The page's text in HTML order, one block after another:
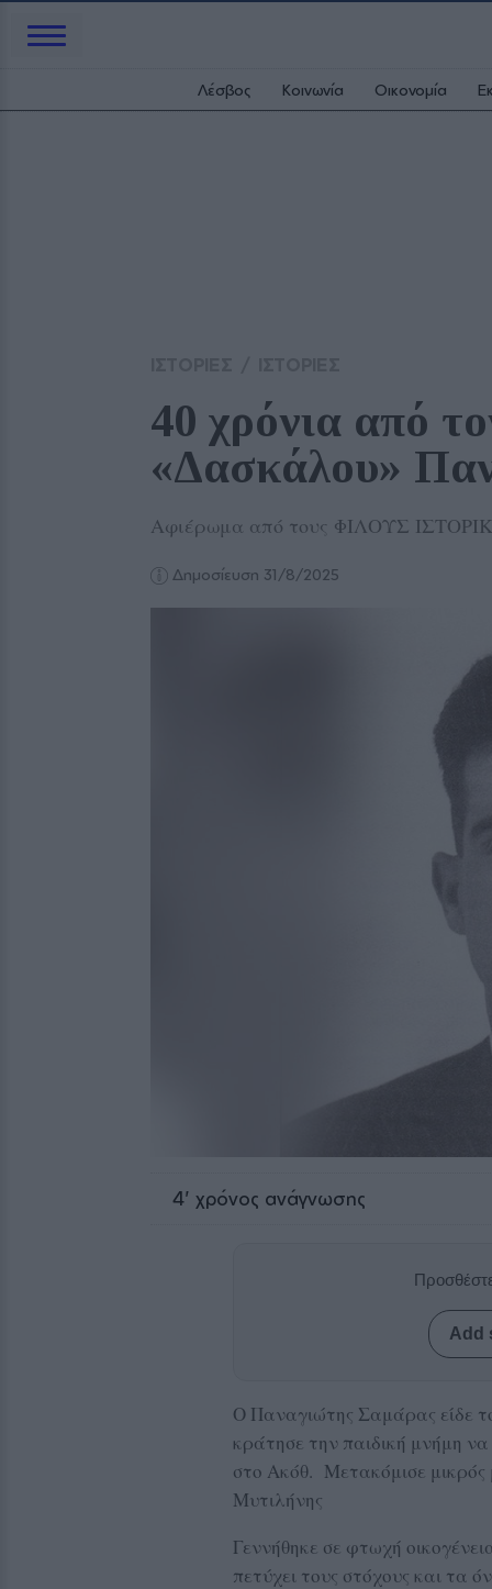
Λέσβος Κοινωνία Οικονομία
40 χρόνια από
«Δασκάλου»
Αφιέρωμα από τους ΦΙΛΟΥΣ
Δημοσίευση 31/8/2025
4' χρόνος ανάγνωσης
Add
Ο Παναγιώτης Σαμάρας είδε
κράτησε την παιδική μνήμη
στο Ακόθ. Μετακόμισε μικρός
Μυτιλήνης
Γεννήθηκε σε φτωχή
πετύχει τους στόχους και τα